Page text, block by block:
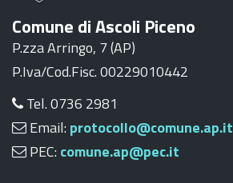
Comune di Ascoli Piceno
P.zza Arringo, 7 (AP)
P.Iva/Cod.Fisc. 00229010442
Tel. 0736 2981
Email: protocollo@comune.ap.it
PEC: comune.ap@pec.it